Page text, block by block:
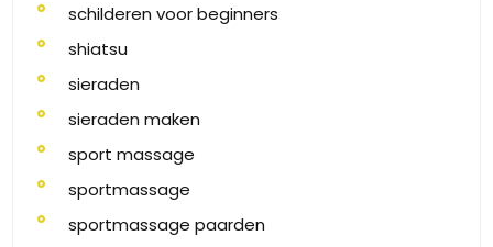
schilderen voor beginners
shiatsu
sieraden
sieraden maken
sport massage
sportmassage
sportmassage paarden